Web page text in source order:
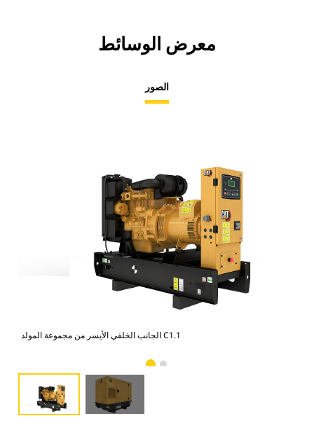
معرض الوسائط
الصور
الجانب الخلفي الأيسر من مجموعة المولد C1.1